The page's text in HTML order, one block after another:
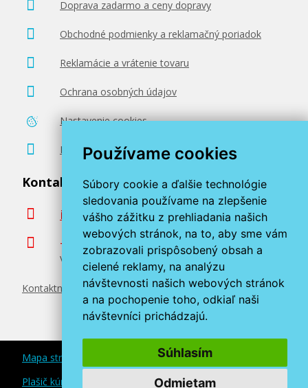
Používame cookies
Súbory cookie a ďalšie technológie
sledovania používame na zlepšenie
vášho zážitku z prehliadania našich
webových stránok, na to, aby sme vám
zobrazovali prispôsobený obsah a
cielené reklamy, na analýzu
návštevnosti našich webových stránok
a na pochopenie toho, odkiaľ naši
návštevníci prichádzajú.
Súhlasím
Odmietam
Doprava zadarmo a ceny dopravy
Obchodné podmienky a reklamačný poriadok
Reklamácie a vrátenie tovaru
Ochrana osobných údajov
Nastavenie cookies
Poradenstvo zadarmo
Kontaktujte nás
info@miroluk.sk
+420 377 222 313
Volajte v pracovné dni od 8. do 17. hod.
Kontaktné údaje
Mapa stránok
Plašič kún a myší